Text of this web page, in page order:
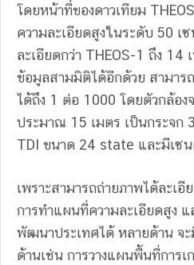
โดยหน้าที่ของดาวเทียม
ความละเอียดสูงในระดับ 50 เ
ละเอียดกว่า THEOS-1 ถึง 14
ข้อมูลสามมิติได้อีกด้วย สามาร
ได้ถึง 1 ต่อ 1000 โดยตัวกล้อง
ประมาณ 15 เมตร เป็นกระจก
TDI ขนาด 24 state และมีเซ
เพราะสามารถถ่ายภาพได้ละเ
การทำแผนที่ความละเอียดสูง
พัฒนาประเทศได้ หลายด้าน จ
ด้านเช่น การวางแผนพื้นที่การ